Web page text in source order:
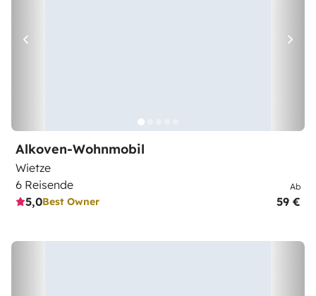
Alkoven-Wohnmobil
Wietze
6 Reisende
5,0Best Owner
Ab
59 €